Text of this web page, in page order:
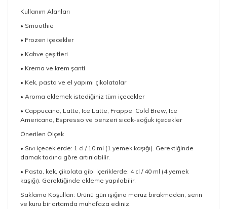
Kullanım Alanları
• Smoothie
• Frozen içecekler
• Kahve çeşitleri
• Krema ve krem şanti
• Kek, pasta ve el yapımı çikolatalar
• Aroma eklemek istediğiniz tüm içecekler
• Cappuccino, Latte, Ice Latte, Frappe, Cold Brew, Ice
Americano, Espresso ve benzeri sıcak-soğuk içecekler
Önerilen Ölçek
• Sıvı içeceklerde: 1 cl / 10 ml (1 yemek kaşığı). Gerektiğinde
damak tadına göre artırılabilir.
• Pasta, kek, çikolata gibi içeriklerde: 4 cl / 40 ml (4 yemek
kaşığı). Gerektiğinde ekleme yapılabilir.
Saklama Koşulları: Ürünü gün ışığına maruz bırakmadan, serin
ve kuru bir ortamda muhafaza ediniz.